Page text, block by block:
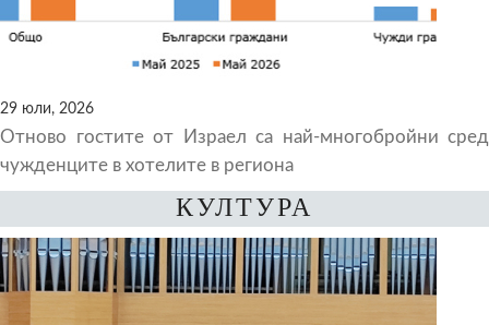
29 юли, 2026
Отново гостите от Израел са най-многобройни сред
чужденците в хотелите в региона
КУЛТУРА